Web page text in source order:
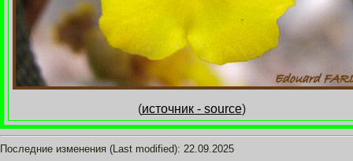
(источник - source)
Последние изменения (Last modified): 22.09.2025